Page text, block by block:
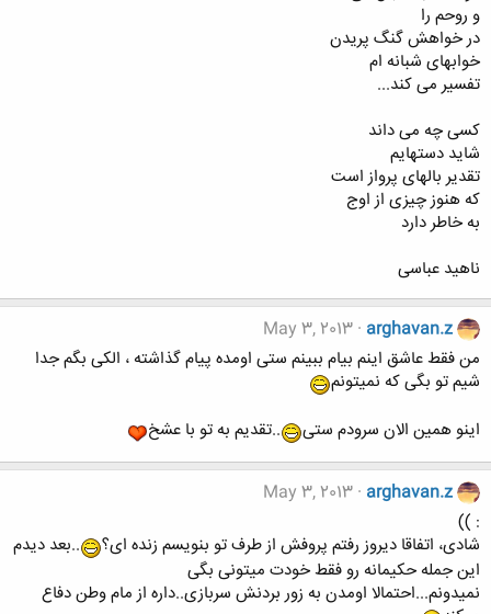
و روحم را
در خواهش گنگ پریدن
خوابهای شبانه ام
تفسیر می کند...
کسی چه می داند
شاید دستهایم
تقدیر بالهای پرواز است
که هنوز چیزی از اوج
به خاطر دارد
ناهید عباسی
arghavan.z
May 3, 2013
من فقط عاشق اینم بیام ببینم ستی اومده پیام گذاشته ، الکی بگم جدا
شیم تو بگی که نمیتونم
اینو همین الان سرودم ستی
..تقدیم به تو با عشخ
arghavan.z
May 3, 2013
: ))
شادی، اتفاقا دیروز رفتم پروفش از طرف تو بنویسم زنده ای؟
..بعد دیدم
این جمله حکیمانه رو فقط خودت میتونی بگی
نمیدونم...احتمالا اومدن به زور بردنش سربازی..داره از مام وطن دفاع